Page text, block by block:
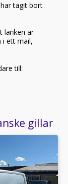
tagit bort
länken är
i ett mail,
till:
gillar